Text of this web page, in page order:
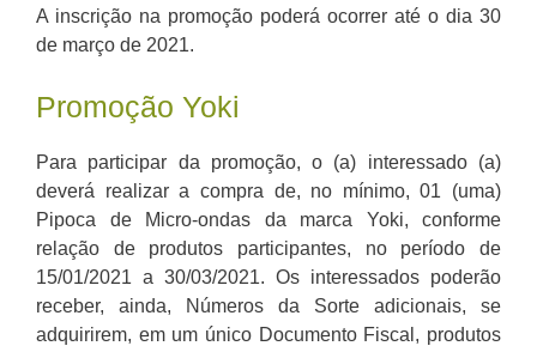
A inscrição na promoção poderá ocorrer até o dia 30
de março de 2021.
Promoção Yoki
Para participar da promoção, o (a) interessado (a)
deverá realizar a compra de, no mínimo, 01 (uma)
Pipoca de Micro-ondas da marca Yoki, conforme
relação de produtos participantes, no período de
15/01/2021 a 30/03/2021. Os interessados poderão
receber, ainda, Números da Sorte adicionais, se
adquirirem, em um único Documento Fiscal, produtos